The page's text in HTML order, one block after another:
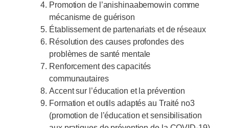
Promotion de l’anishinaabemowin comme
mécanisme de guérison
Établissement de partenariats et de réseaux
Résolution des causes profondes des
problèmes de santé mentale
Renforcement des capacités
communautaires
Accent sur l’éducation et la prévention
Formation et outils adaptés au Traité no3
(promotion de l’éducation et sensibilisation